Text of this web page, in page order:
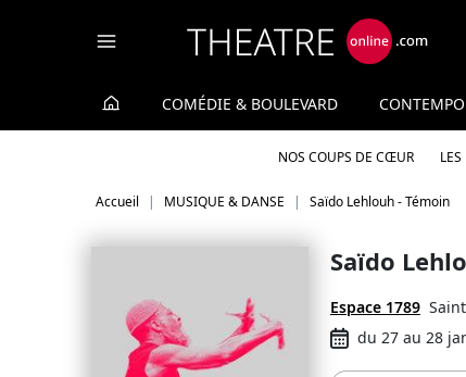
COMÉDIE & BOULEVARD
NOS COUPS DE CŒUR
Accueil MUSIQUE & DANSE Saïdo Lehlouh - Témoin
Saïdo
Espace 1789
du 27 au 28